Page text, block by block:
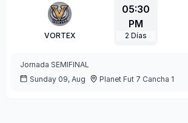
VORTEX
05:30
PM
2 Días
Jornada SEMIFINAL
Sunday 09, Aug
Planet Fut 7 Cancha 1